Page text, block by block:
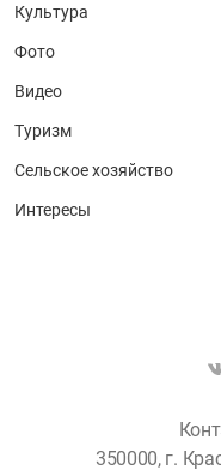
Культура
Фото
Видео
Туризм
Сельское хозяйство
Интересы
350000, г.